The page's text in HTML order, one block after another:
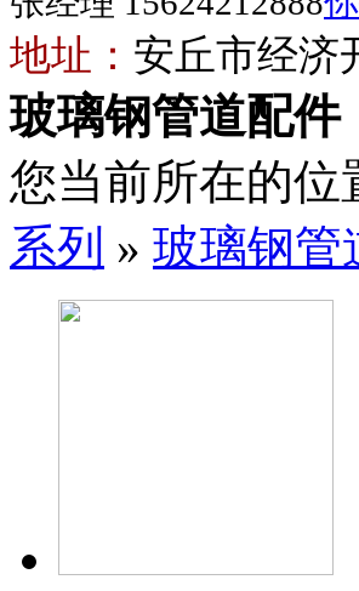
地址： 安丘市经济
玻璃钢管道配件
您当前所在的位
系列 » 玻璃钢管